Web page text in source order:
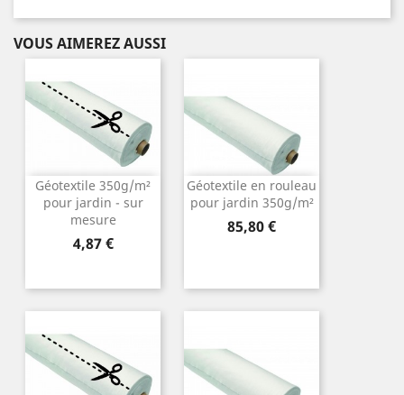
VOUS AIMEREZ AUSSI
Géotextile 350g/m²
pour jardin - sur
mesure
Prix
4,87 €
Géotextile en rouleau
pour jardin 350g/m²
Prix
85,80 €